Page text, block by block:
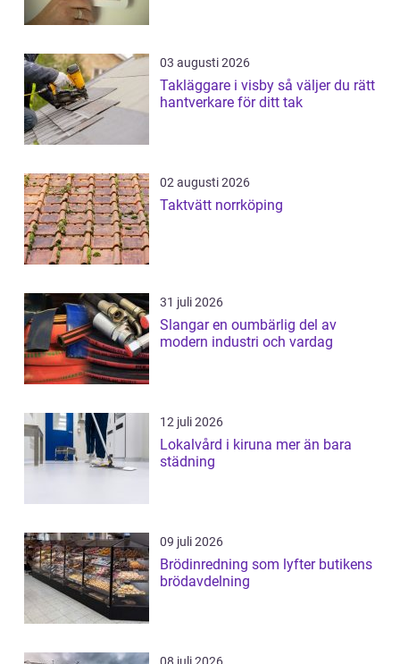
03 augusti 2026
Takläggare i visby så väljer du rätt
hantverkare för ditt tak
02 augusti 2026
Taktvätt norrköping
31 juli 2026
Slangar en oumbärlig del av
modern industri och vardag
12 juli 2026
Lokalvård i kiruna mer än bara
städning
09 juli 2026
Brödinredning som lyfter butikens
brödavdelning